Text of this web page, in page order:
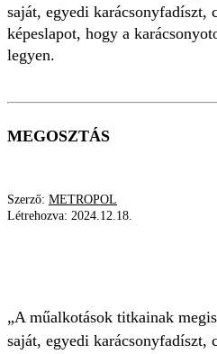
saját, egyedi karácsonyfadíszt,
képeslapot, hogy a
legyen.
MEGOSZTÁS
Szerző: METROPOL
Létrehozva: 2024.12.18.
„A műalkotások titkainak
saját, egyedi karácsonyfadíszt,